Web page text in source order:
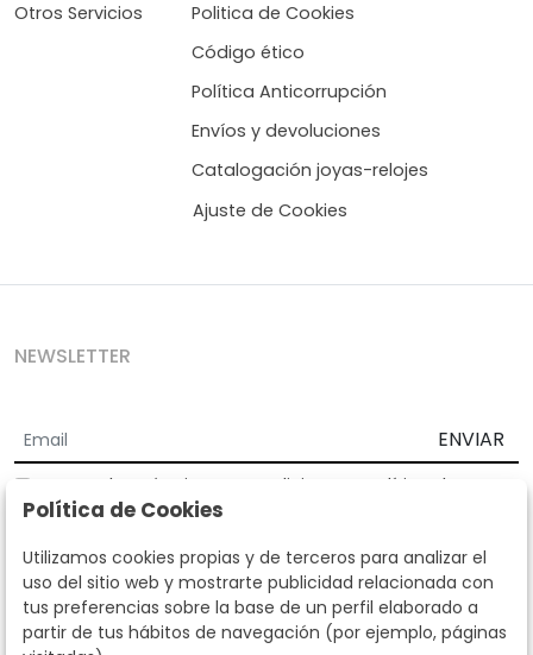
Otros Servicios
Politica de Cookies
Código ético
Política Anticorrupción
Envíos y devoluciones
Catalogación joyas-relojes
Ajuste de Cookies
NEWSLETTER
ENVIAR
Acepto los Términos y Condiciones
Política de
privacidad
Según la LOPD y disposiciones de desarrollo, informamos que sus
datos personales serán tratados por parte de Subastas Segre con la
finalidad de gestionar la relación comercial. Puede ejercitar los
derechos de acceso, rectificación, cancelación, oposición y demás
derechos en los términos establecidos en la normativa vigente
Política de Cookies
Utilizamos cookies propias y de terceros para analizar el
uso del sitio web y mostrarte publicidad relacionada con
tus preferencias sobre la base de un perfil elaborado a
partir de tus hábitos de navegación (por ejemplo, páginas